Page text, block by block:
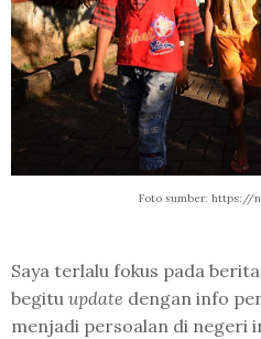
Foto sumber: https://
Saya terlalu fokus pada
begitu update dengan info
menjadi persoalan di negeri